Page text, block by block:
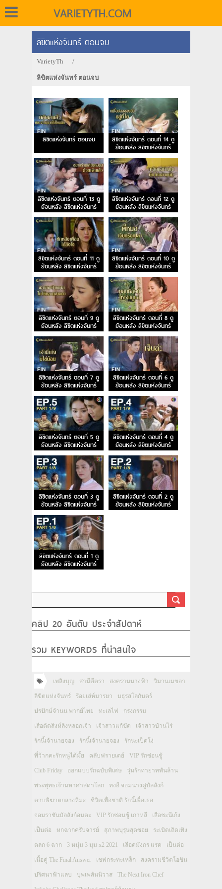
VARIETYTH.COM
ลิขิตแห่งจันทร์ ตอนจบ
VarietyTh /
ลิขิตแห่งจันทร์ ตอนจบ
ลิขิตแห่งจันทร์ ตอนจบ
ลิขิตแห่งจันทร์ ตอนที่ 14 ดู
ย้อนหลัง ลิขิตแห่งจันทร์
EP.14
ลิขิตแห่งจันทร์ ตอนที่ 13 ดู
ย้อนหลัง ลิขิตแห่งจันทร์
EP.13
ลิขิตแห่งจันทร์ ตอนที่ 12 ดู
ย้อนหลัง ลิขิตแห่งจันทร์
EP.12
ลิขิตแห่งจันทร์ ตอนที่ 11 ดู
ย้อนหลัง ลิขิตแห่งจันทร์
EP.11
ลิขิตแห่งจันทร์ ตอนที่ 10 ดู
ย้อนหลัง ลิขิตแห่งจันทร์
EP.10
ลิขิตแห่งจันทร์ ตอนที่ 9 ดู
ย้อนหลัง ลิขิตแห่งจันทร์
EP.9
ลิขิตแห่งจันทร์ ตอนที่ 8 ดู
ย้อนหลัง ลิขิตแห่งจันทร์
EP.8
ลิขิตแห่งจันทร์ ตอนที่ 7 ดู
ย้อนหลัง ลิขิตแห่งจันทร์
EP.7
ลิขิตแห่งจันทร์ ตอนที่ 6 ดู
ย้อนหลัง ลิขิตแห่งจันทร์
EP.6
ลิขิตแห่งจันทร์ ตอนที่ 5 ดู
ย้อนหลัง ลิขิตแห่งจันทร์
EP.5
ลิขิตแห่งจันทร์ ตอนที่ 4 ดู
ย้อนหลัง ลิขิตแห่งจันทร์
EP.4
ลิขิตแห่งจันทร์ ตอนที่ 3 ดู
ย้อนหลัง ลิขิตแห่งจันทร์
EP.3
ลิขิตแห่งจันทร์ ตอนที่ 2 ดู
ย้อนหลัง ลิขิตแห่งจันทร์
EP.2
ลิขิตแห่งจันทร์ ตอนที่ 1 ดู
ย้อนหลัง ลิขิตแห่งจันทร์
EP.1
คลิป 20 อันดับ ประจำสัปดาห์
รวม KEYWORDS ที่น่าสนใจ
เพลิงบุญ สามีตีตรา สงครามนางฟ้า วิมานเมขลา
ลิขิตแห่งจันทร์ ร้อยเล่ห์มารยา มธุรสโลกันตร์
ปรปักษ์จำนน พากย์ไทย ทะเลไฟ กรงกรรม
เสือตัดสิงห์ลิงหลอกเจ้า เจ้าสาวแก้ขัด เจ้าสาวบ้านไร่
รักนี้เจ้านายจอง รักนี้เจ้านายจอง รักนะเป็ดโง่
พี่ว้ากคะรักหนูได้มั้ย คลับฟรายเดย์ VIP รักซ่อนชู้
Club Friday ออกแบบรักฉบับพิเศษ วุ่นรักทายาทพันล้าน
พระพุทธเจ้ามหาศาสดาโลก ทงอี จอมนางคู่บัลลังก์
ดาบพิฆาตกลางหิมะ ชีวิตเพื่อชาติ รักนี้เพื่อเธอ
จอมราชันบัลลังก์อมตะ VIP รักซ่อนชู้ เกาหลี เสือชะนีเก้ง
เป็นต่อ หกฉากครับจารย์ สุภาพบุรุษสุดซอย ระเบิดเถิดเทิง
ตลก 6 ฉาก 3 หนุ่ม 3 มุม x2 2021 เลือดมังกร แรด เป็นต่อ
เนื้อคู่ The Final Answer เชฟกระทะเหล็ก สงครามชีวิตโอชิน
ปริศนาฟ้าแลบ บุพเพสันนิวาส The Next Iron Chef